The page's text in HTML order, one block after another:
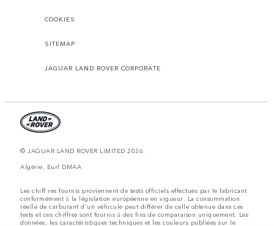
COOKIES
SITEMAP
JAGUAR LAND ROVER CORPORATE
© JAGUAR LAND ROVER LIMITED 2026.
Algérie, Eurl DMAA
Les chiff res fournis proviennent de tests officiels effectués par le fabricant
conformément å la législation européenne en vigueur. La consommation
réelle de carburant d'un véhicule peut différer de celle obtenue dans ces
tests et ces chiffres sont fournis å des fins de comparaison uniquement. Les
données, les caractéristiques techniques et les couleurs publiées sur le